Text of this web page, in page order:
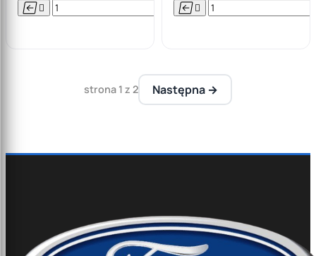
  

 
strona 1 z 2 Następna →